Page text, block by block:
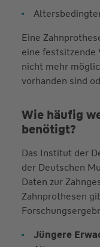
Eine
eine festsitzende
nicht mehr
vorhanden sind
Wie häufig
benötigt?
Das Institut der
der Deutschen
Daten zur
Zahnprothesen
Jüngere